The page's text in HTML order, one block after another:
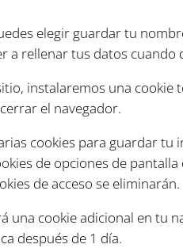
elegir guardar tu
a rellenar tus datos
instalaremos una
el navegador.
cookies para guardar
de opciones de
de acceso se eliminarán.
una cookie adicional en tu
después de 1 día.